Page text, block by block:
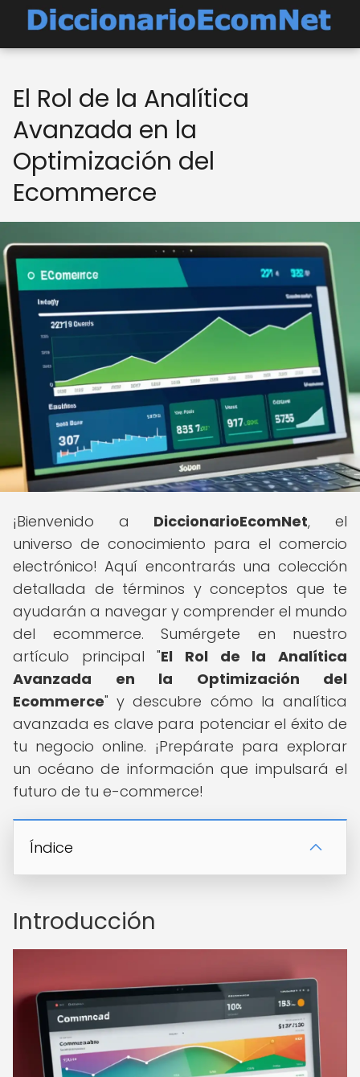
El Rol de la Analítica
Avanzada en la
Optimización del
Ecommerce
¡Bienvenido a DiccionarioEcomNet, el
universo de conocimiento para el comercio
electrónico! Aquí encontrarás una colección
detallada de términos y conceptos que te
ayudarán a navegar y comprender el mundo
del ecommerce. Sumérgete en nuestro
artículo principal "El Rol de la Analítica
Avanzada en la Optimización del
Ecommerce" y descubre cómo la analítica
avanzada es clave para potenciar el éxito de
tu negocio online. ¡Prepárate para explorar
un océano de información que impulsará el
futuro de tu e-commerce!
Índice
Introducción